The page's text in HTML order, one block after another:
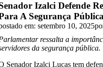
Izalci Defende
A Segurança
em: setembro 10, 2025
ressalta a
da segurança pública.
Senador Izalci Lucas tem